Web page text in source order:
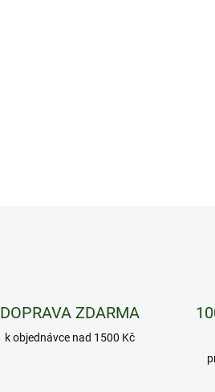
DOPRAVA ZDARMA
k objednávce nad 1500 Kč